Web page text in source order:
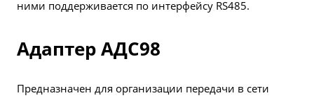
ними поддерживается по интерфейсу RS485.
Адаптер АДС98
Предназначен для организации передачи в сети